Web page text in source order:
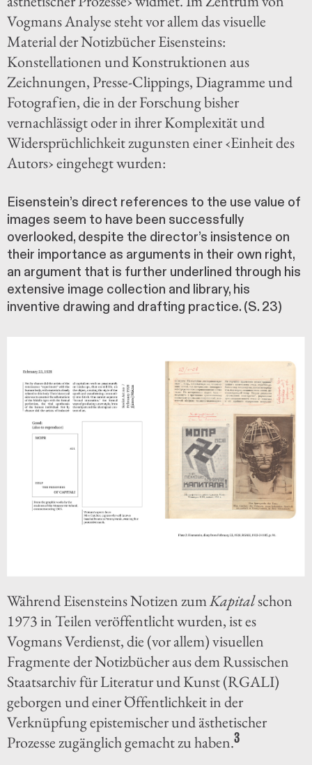
Vogmans Analyse steht vor allem das visuelle
Material der Notizbücher Eisensteins:
Konstellationen und Konstruktionen aus
Zeichnungen, Presse-Clippings, Diagramme und
Fotografien, die in der Forschung bisher
vernachlässigt oder in ihrer Komplexität und
Widersprüchlichkeit zugunsten einer ‹Einheit des
Autors› eingehegt wurden:
Eisenstein’s direct references to the use value of
images seem to have been successfully
overlooked, despite the director’s insistence on
their importance as arguments in their own right,
an argument that is further underlined through his
extensive image collection and library, his
inventive drawing and drafting practice. (S. 23)
Während Eisensteins Notizen zumKapitalschon
1973 in Teilen veröffentlicht wurden, ist es
Vogmans Verdienst, die (vor allem) visuellen
Fragmente der Notizbücher aus dem Russischen
Staatsarchiv für Literatur und Kunst (RGALI)
geborgen und einer Öffentlichkeit in der
Verknüpfung epistemischer und ästhetischer
Prozesse zugänglich gemacht zu haben.3